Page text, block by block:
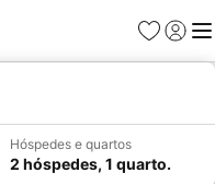
Favoritos
Iniciar
Hóspedes e quartos
2 hóspedes, 1 quarto.